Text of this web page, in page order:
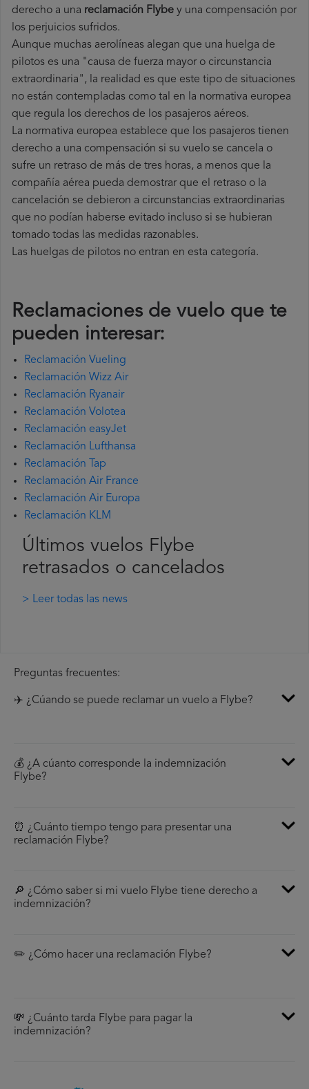
derecho a una reclamación Flybe y una compensación por
los perjuicios sufridos.
Aunque muchas aerolíneas alegan que una huelga de
pilotos es una "causa de fuerza mayor o circunstancia
extraordinaria", la realidad es que este tipo de situaciones
no están contempladas como tal en la normativa europea
que regula los derechos de los pasajeros aéreos.
La normativa europea establece que los pasajeros tienen
derecho a una compensación si su vuelo se cancela o
sufre un retraso de más de tres horas, a menos que la
compañía aérea pueda demostrar que el retraso o la
cancelación se debieron a circunstancias extraordinarias
que no podían haberse evitado incluso si se hubieran
tomado todas las medidas razonables.
Las huelgas de pilotos no entran en esta categoría.
Reclamaciones de vuelo que te
pueden interesar:
Reclamación Vueling
Reclamación Wizz Air
Reclamación Ryanair
Reclamación Volotea
Reclamación easyJet
Reclamación Lufthansa
Reclamación Tap
Reclamación Air France
Reclamación Air Europa
Reclamación KLM
Últimos vuelos Flybe
retrasados o cancelados
> Leer todas las news
Preguntas frecuentes:
✈️ ¿Cúando se puede reclamar un vuelo a Flybe?
💰 ¿A cúanto corresponde la indemnización
Flybe?
⏰ ¿Cuánto tiempo tengo para presentar una
reclamación Flybe?
🔎 ¿Cómo saber si mi vuelo Flybe tiene derecho a
indemnización?
✏️ ¿Cómo hacer una reclamación Flybe?
💸 ¿Cuánto tarda Flybe para pagar la
indemnización?